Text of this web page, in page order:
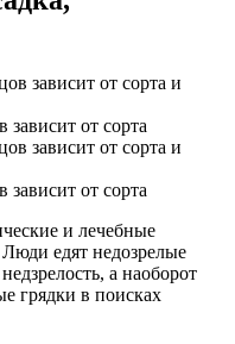
от сорта
от сорта
и лечебные
едят недозрелые
а наоборот
грядки в поисках